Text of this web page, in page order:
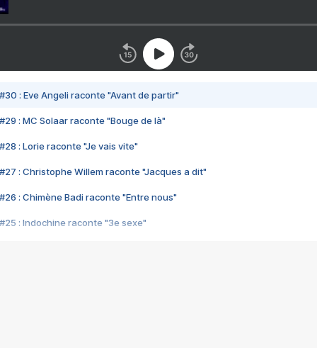
#30 : Eve Angeli raconte "Avant de partir"
#29 : MC Solaar raconte "Bouge de là"
#28 : Lorie raconte "Je vais vite"
#27 : Christophe Willem raconte "Jacques a dit"
#26 : Chimène Badi raconte "Entre nous"
#25 : Indochine raconte "3e sexe"